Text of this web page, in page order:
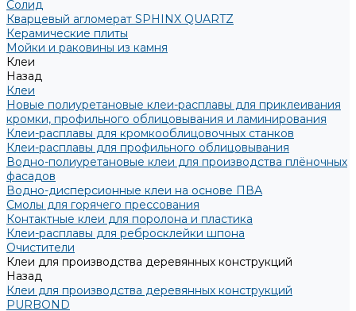
Солид
Кварцевый агломерат SPHINX QUARTZ
Керамические плиты
Мойки и раковины из камня
Клеи
Назад
Клеи
Новые полиуретановые клеи-расплавы для приклеивания
кромки, профильного облицовывания и ламинирования
Клеи-расплавы для кромкооблицовочных станков
Клеи-расплавы для профильного облицовывания
Водно-полиуретановые клеи для производства плёночных
фасадов
Водно-дисперсионные клеи на основе ПВА
Смолы для горячего прессования
Контактные клеи для поролона и пластика
Клеи-расплавы для ребросклейки шпона
Очистители
Клеи для производства деревянных конструкций
Назад
Клеи для производства деревянных конструкций
PURBOND